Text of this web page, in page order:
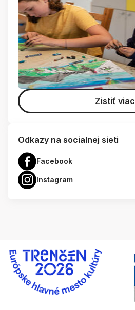
Zistiť viac
Odkazy na socialnej sieti
Facebook
Instagram